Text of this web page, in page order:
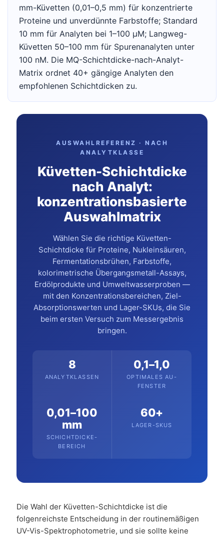
mm-Küvetten (0,01–0,5 mm) für konzentrierte
Proteine und unverdünnte Farbstoffe; Standard
10 mm für Analyten bei 1–100 µM; Langweg-
Küvetten 50–100 mm für Spurenanalyten unter
100 nM. Die MQ-Schichtdicke-nach-Analyt-
Matrix ordnet 40+ gängige Analyten den
empfohlenen Schichtdicken zu.
AUSWAHLREFERENZ · NACH
ANALYTKLASSE
Küvetten-Schichtdicke
nach Analyt:
konzentrationsbasierte
Auswahlmatrix
Wählen Sie die richtige Küvetten-
Schichtdicke für Proteine, Nukleinsäuren,
Fermentationsbrühen, Farbstoffe,
kolorimetrische Übergangsmetall-Assays,
Erdölprodukte und Umweltwasserproben —
mit den Konzentrationsbereichen, Ziel-
Absorptionswerten und Lager-SKUs, die Sie
beim ersten Versuch zum Messergebnis
bringen.
8
ANALYTKLASSEN
0,1–1,0
OPTIMALES AU-
FENSTER
0,01–100
mm
SCHICHTDICKE-
BEREICH
60+
LAGER-SKUS
Die Wahl der Küvetten-Schichtdicke ist die
folgenreichste Entscheidung in der routinemäßigen
UV-Vis-Spektrophotometrie, und sie sollte keine